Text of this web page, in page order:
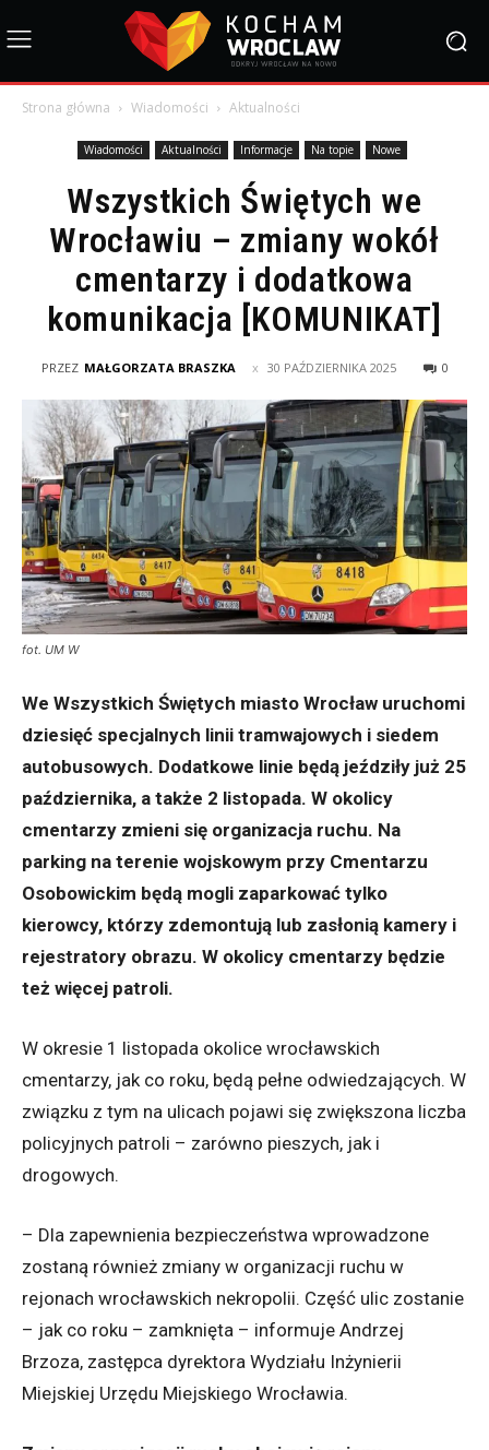
Strona główna Wiadomości Aktualności
Wiadomości Aktualności Informacje Na topie Nowe
Wszystkich Świętych we
Wrocławiu – zmiany wokół
cmentarzy i dodatkowa
komunikacja [KOMUNIKAT]
PRZEZ MAŁGORZATA BRASZKA 30 PAŹDZIERNIKA 2025 0
fot. UM W
We Wszystkich Świętych miasto Wrocław uruchomi
dziesięć specjalnych linii tramwajowych i siedem
autobusowych. Dodatkowe linie będą jeździły już 25
października, a także 2 listopada. W okolicy
cmentarzy zmieni się organizacja ruchu. Na
parking na terenie wojskowym przy Cmentarzu
Osobowickim będą mogli zaparkować tylko
kierowcy, którzy zdemontują lub zasłonią kamery i
rejestratory obrazu. W okolicy cmentarzy będzie
też więcej patroli.
W okresie 1 listopada okolice wrocławskich
cmentarzy, jak co roku, będą pełne odwiedzających. W
związku z tym na ulicach pojawi się zwiększona liczba
policyjnych patroli – zarówno pieszych, jak i
drogowych.
– Dla zapewnienia bezpieczeństwa wprowadzone
zostaną również zmiany w organizacji ruchu w
rejonach wrocławskich nekropolii. Część ulic zostanie
– jak co roku – zamknięta – informuje Andrzej
Brzoza, zastępca dyrektora Wydziału Inżynierii
Miejskiej Urzędu Miejskiego Wrocławia.